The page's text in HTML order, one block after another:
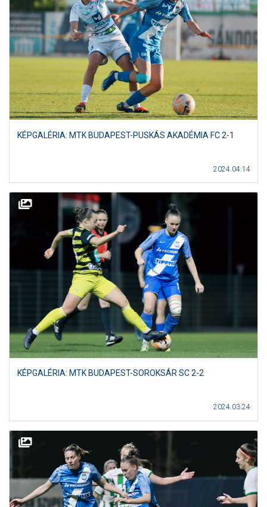
KÉPGALÉRIA: MTK BUDAPEST-PUSKÁS AKADÉMIA FC 2-1
2024.04.14
KÉPGALÉRIA: MTK BUDAPEST-SOROKSÁR SC 2-2
2024.03.24